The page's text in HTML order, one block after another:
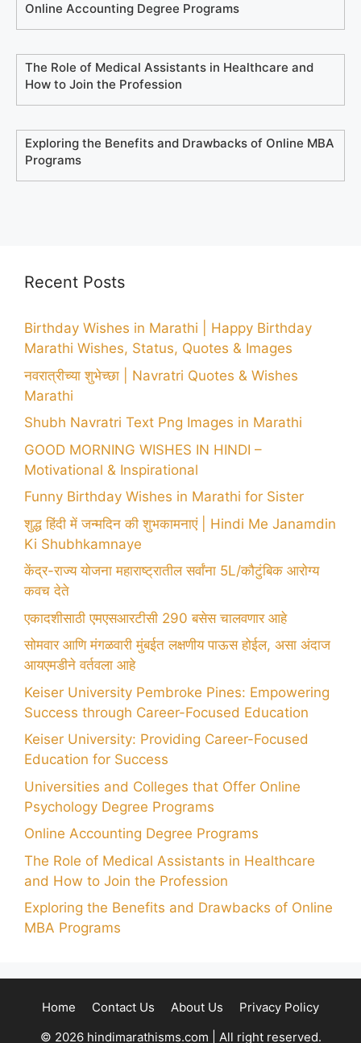
Online Accounting Degree Programs
The Role of Medical Assistants in Healthcare and
How to Join the Profession
Exploring the Benefits and Drawbacks of Online MBA
Programs
Recent Posts
Birthday Wishes in Marathi | Happy Birthday
Marathi Wishes, Status, Quotes & Images
नवरात्रीच्या शुभेच्छा | Navratri Quotes & Wishes
Marathi
Shubh Navratri Text Png Images in Marathi
GOOD MORNING WISHES IN HINDI –
Motivational & Inspirational
Funny Birthday Wishes in Marathi for Sister
शुद्ध हिंदी में जन्मदिन की शुभकामनाएं | Hindi Me Janamdin
Ki Shubhkamnaye
केंद्र-राज्य योजना महाराष्ट्रातील सर्वांना 5L/कौटुंबिक आरोग्य
कवच देते
एकादशीसाठी एमएसआरटीसी 290 बसेस चालवणार आहे
सोमवार आणि मंगळवारी मुंबईत लक्षणीय पाऊस होईल, असा अंदाज
आयएमडीने वर्तवला आहे
Keiser University Pembroke Pines: Empowering
Success through Career-Focused Education
Keiser University: Providing Career-Focused
Education for Success
Universities and Colleges that Offer Online
Psychology Degree Programs
Online Accounting Degree Programs
The Role of Medical Assistants in Healthcare
and How to Join the Profession
Exploring the Benefits and Drawbacks of Online
MBA Programs
Home Contact Us About Us
Privacy Policy
© 2026 hindimarathisms.com | All right reserved.